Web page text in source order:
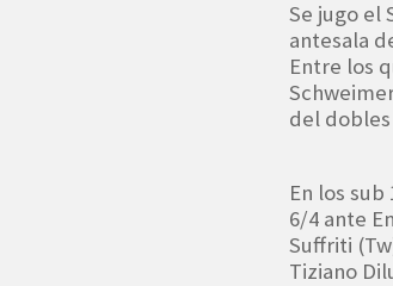
Se jugo el
antesala
Entre los
del dobles
En los
6/4 ante
Suffriti
Tiziano